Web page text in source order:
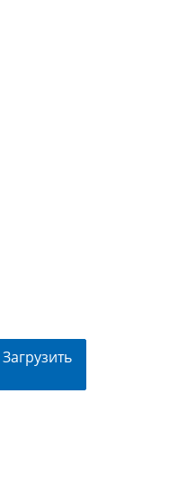
Загрузить